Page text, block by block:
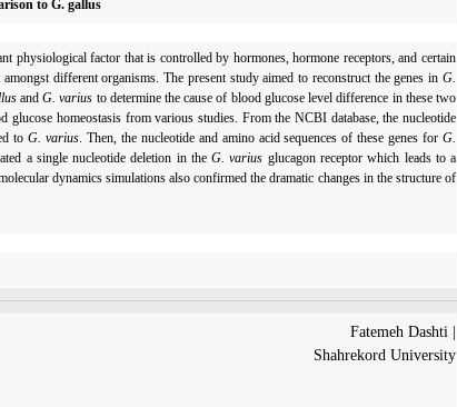
to G. gallus
factor that is controlled by hormones, hormone receptors, and certain
different organisms. The present study aimed to reconstruct the genes in G.
andG. varius to determine the cause of blood glucose level difference in these two
homeostasis from various studies. From the NCBI database, the nucleotide
toG. varius. Then, the nucleotide and amino acid sequences of these genes forG.
a single nucleotide deletion in theG. varius glucagon receptor which leads to a
dynamics simulations also confirmed the dramatic changes in the structure of
Shahrekord University